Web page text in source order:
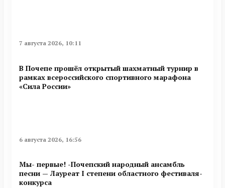
7 августа 2026, 10:11
В Почепе прошёл открытый шахматный турнир в
рамках всероссийского спортивного марафона
«Сила России»
6 августа 2026, 16:56
Мы- первые! -Почепский народный ансамбль
песни — Лауреат I степени областного фестиваля-
конкурса